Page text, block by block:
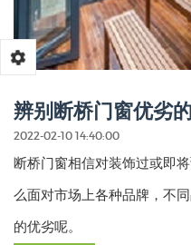
辨别断桥门窗优劣
2022-02-10 14:40:00
断桥门窗相信对装饰过或即
么面对市场上各种品牌，不
的优劣呢。